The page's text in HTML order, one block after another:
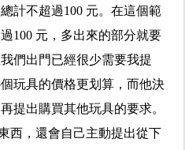
計不超過100 元。在這個範
100 元，多出來的部分就要
們出門已經很少需要我提
玩具的價格更划算，而他決
提出購買其他玩具的要求。
西，還會自己主動提出從下